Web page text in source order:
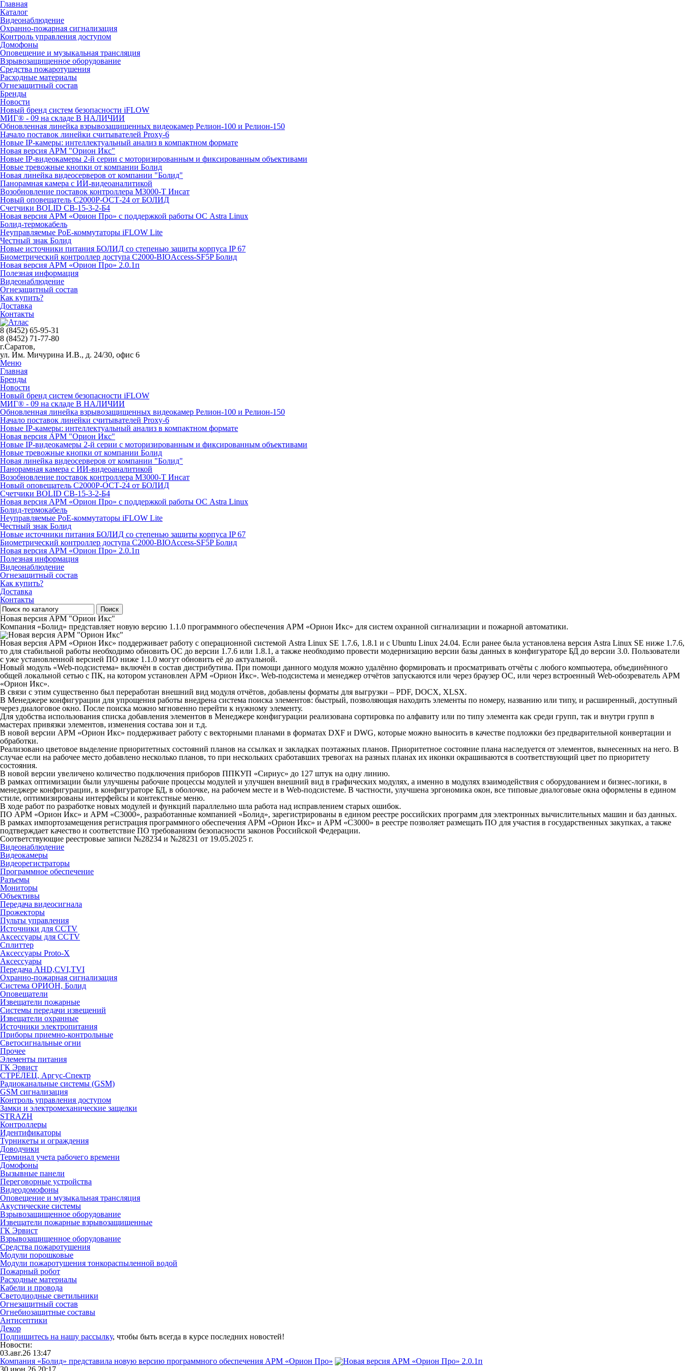
Главная
Каталог
Видеонаблюдение
Охранно-пожарная сигнализация
Контроль управления доступом
Домофоны
Оповещение и музыкальная трансляция
Взрывозащищенное оборудование
Средства пожаротушения
Расходные материалы
Огнезащитный состав
Бренды
Новости
Новый бренд систем безопасности iFLOW
МИГ® - 09 на складе В НАЛИЧИИ
Обновленная линейка взрывозащищенных видеокамер Релион-100 и Релион-150
Начало поставок линейки считывателей Proxy-6
Новые IP-камеры: интеллектуальный анализ в компактном формате
Новая версия АРМ "Орион Икс"
Новые IP-видеокамеры 2-й серии с моторизированным и фиксированным объективами
Новые тревожные кнопки от компании Болид
Новая линейка видеосерверов от компании "Болид"
Панорамная камера с ИИ-видеоаналитикой
Возобновление поставок контроллера М3000-Т Инсат
Новый оповещатель С2000Р-ОСТ-24 от БОЛИД
Счетчики BOLID СВ-15-3-2-Б4
Новая версия АРМ «Орион Про» с поддержкой работы ОС Astra Linux
Болид-термокабель
Неуправляемые PoE-коммутаторы iFLOW Lite
Честный знак Болид
Новые источники питания БОЛИД со степенью защиты корпуса IP 67
Биометрический контроллер доступа С2000-BIOAccess-SF5P Болид
Новая версия АРМ «Орион Про» 2.0.1п
Полезная информация
Видеонаблюдение
Огнезащитный состав
Как купить?
Доставка
Контакты
8 (8452) 65-95-31
8 (8452) 71-77-80
г.Саратов,
ул. Им. Мичурина И.В., д. 24/30, офис 6
Меню
Главная
Бренды
Новости
Новый бренд систем безопасности iFLOW
МИГ® - 09 на складе В НАЛИЧИИ
Обновленная линейка взрывозащищенных видеокамер Релион-100 и Релион-150
Начало поставок линейки считывателей Proxy-6
Новые IP-камеры: интеллектуальный анализ в компактном формате
Новая версия АРМ "Орион Икс"
Новые IP-видеокамеры 2-й серии с моторизированным и фиксированным объективами
Новые тревожные кнопки от компании Болид
Новая линейка видеосерверов от компании "Болид"
Панорамная камера с ИИ-видеоаналитикой
Возобновление поставок контроллера М3000-Т Инсат
Новый оповещатель С2000Р-ОСТ-24 от БОЛИД
Счетчики BOLID СВ-15-3-2-Б4
Новая версия АРМ «Орион Про» с поддержкой работы ОС Astra Linux
Болид-термокабель
Неуправляемые PoE-коммутаторы iFLOW Lite
Честный знак Болид
Новые источники питания БОЛИД со степенью защиты корпуса IP 67
Биометрический контроллер доступа С2000-BIOAccess-SF5P Болид
Новая версия АРМ «Орион Про» 2.0.1п
Полезная информация
Видеонаблюдение
Огнезащитный состав
Как купить?
Доставка
Контакты
Поиск
Новая версия АРМ "Орион Икс"
Компания «Болид» представляет новую версию 1.1.0 программного обеспечения АРМ «Орион Икс» для систем охранной сигнализации и пожарной автоматики.
Новая версия АРМ «Орион Икс» поддерживает работу с операционной системой Astra Linux SE 1.7.6, 1.8.1 и с Ubuntu Linux 24.04. Если ранее была установлена версия Astra Linux SE ниже 1.7.6,
то для стабильной работы необходимо обновить ОС до версии 1.7.6 или 1.8.1, а также необходимо провести модернизацию версии базы данных в конфигураторе БД до версии 3.0. Пользователи
с уже установленной версией ПО ниже 1.1.0 могут обновить её до актуальной.
Новый модуль «Web-подсистема» включён в состав дистрибутива. При помощи данного модуля можно удалённо формировать и просматривать отчёты с любого компьютера, объединённого
общей локальной сетью с ПК, на котором установлен АРМ «Орион Икс». Web-подсистема и менеджер отчётов запускаются или через браузер ОС, или через встроенный Web-обозреватель АРМ
«Орион Икс».
В связи с этим существенно был переработан внешний вид модуля отчётов, добавлены форматы для выгрузки – PDF, DOCX, XLSX.
В Менеджере конфигурации для упрощения работы внедрена система поиска элементов: быстрый, позволяющая находить элементы по номеру, названию или типу, и расширенный, доступный
через диалоговое окно. После поиска можно мгновенно перейти к нужному элементу.
Для удобства использования списка добавления элементов в Менеджере конфигурации реализована сортировка по алфавиту или по типу элемента как среди групп, так и внутри групп в
мастерах привязки элементов, изменения состава зон и т.д.
В новой версии АРМ «Орион Икс» поддерживает работу с векторными планами в форматах DXF и DWG, которые можно выносить в качестве подложки без предварительной конвертации и
обработки.
Реализовано цветовое выделение приоритетных состояний планов на ссылках и закладках поэтажных планов. Приоритетное состояние плана наследуется от элементов, вынесенных на него. В
случае если на рабочее место добавлено несколько планов, то при нескольких сработавших тревогах на разных планах их иконки окрашиваются в соответствующий цвет по приоритету
состояния.
В новой версии увеличено количество подключения приборов ППКУП «Сириус» до 127 штук на одну линию.
В рамках оптимизации были улучшены рабочие процессы модулей и улучшен внешний вид в графических модулях, а именно в модулях взаимодействия с оборудованием и бизнес-логики, в
менеджере конфигурации, в конфигураторе БД, в оболочке, на рабочем месте и в Web-подсистеме. В частности, улучшена эргономика окон, все типовые диалоговые окна оформлены в едином
стиле, оптимизированы интерфейсы и контекстные меню.
В ходе работ по разработке новых модулей и функций параллельно шла работа над исправлением старых ошибок.
ПО АРМ «Орион Икс» и АРМ «С3000», разработанные компанией «Болид», зарегистрированы в едином реестре российских программ для электронных вычислительных машин и баз данных.
В рамках импортозамещения регистрация программного обеспечения АРМ «Орион Икс» и АРМ «С3000» в реестре позволяет размещать ПО для участия в государственных закупках, а также
подтверждает качество и соответствие ПО требованиям безопасности законов Российской Федерации.
Соответствующие реестровые записи №28234 и №28231 от 19.05.2025 г.
Видеонаблюдение
Видеокамеры
Видеорегистраторы
Программное обеспечение
Разъемы
Мониторы
Объективы
Передача видеосигнала
Прожекторы
Пульты управления
Источники для CCTV
Аксессуары для CCTV
Сплиттер
Аксессуары Proto-X
Аксессуары
Передача AHD,CVI,TVI
Охранно-пожарная сигнализация
Система ОРИОН, Болид
Оповещатели
Извещатели пожарные
Системы передачи извещений
Извещатели охранные
Источники электропитания
Приборы приемно-контрольные
Светосигнальные огни
Прочее
Элементы питания
ГК Эрвист
СТРЕЛЕЦ, Аргус-Спектр
Радиоканальные системы (GSM)
GSM сигнализация
Контроль управления доступом
Замки и электромеханические защелки
STRAZH
Контроллеры
Идентификаторы
Турникеты и ограждения
Доводчики
Терминал учета рабочего времени
Домофоны
Вызывные панели
Переговорные устройства
Видеодомофоны
Оповещение и музыкальная трансляция
Акустические системы
Взрывозащищенное оборудование
Извещатели пожарные взрывозащищенные
ГК Эрвист
Взрывозащищенное оборудование
Средства пожаротушения
Модули порошковые
Модули пожаротушения тонкораспыленной водой
Пожарный робот
Расходные материалы
Кабели и провода
Светодиодные светильники
Огнезащитный состав
Огнебиозащитные составы
Антисептики
Декор
Подпишитесь на нашу рассылку, чтобы быть всегда в курсе последних новостей!
Новости:
03.авг.26 13:47
Компания «Болид» представила новую версию программного обеспечения АРМ «Орион Про»
30.июн.26 20:17